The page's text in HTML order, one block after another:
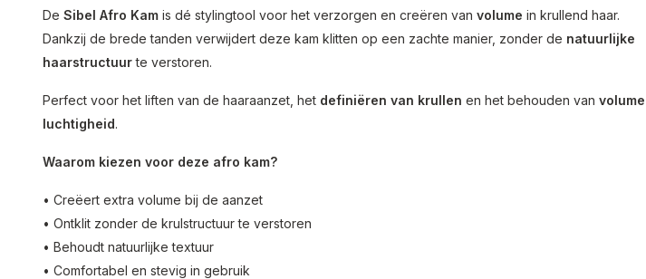
De Sibel Afro Kam is dé stylingtool voor het verzorgen en creëren van volume in krullend haar.
Dankzij de brede tanden verwijdert deze kam klitten op een zachte manier, zonder de natuurlijke
haarstructuurte verstoren.
Perfect voor het liften van de haaraanzet, het definiëren van krullen en het behouden van
luchtigheid.
Waarom kiezen voor deze afro kam?
• Creëert extra volume bij de aanzet
• Ontklit zonder de krulstructuur te verstoren
• Behoudt natuurlijke textuur
• Comfortabel en stevig in gebruik